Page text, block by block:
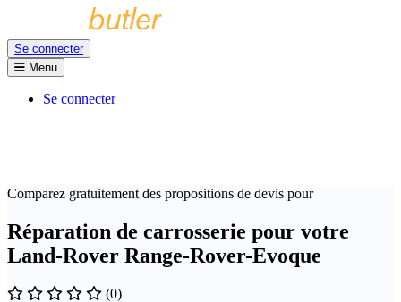
Se connecter
Menu
Se connecter
Comparez gratuitement des propositions de devis pour
Réparation de carrosserie pour votre
Land-Rover Range-Rover-Evoque
(0)